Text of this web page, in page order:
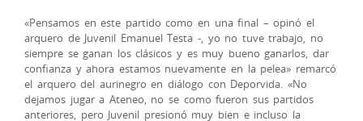
«Pensamos en este partido como en una final – opinó el
arquero de Juvenil Emanuel Testa -, yo no tuve trabajo, no
siempre se ganan los clásicos y es muy bueno ganarlos, dar
confianza y ahora estamos nuevamente en la pelea» remarcó
el arquero del aurinegro en diálogo con Deporvida. «No
dejamos jugar a Ateneo, no se como fueron sus partidos
anteriores, pero Juvenil presionó muy bien e incluso la